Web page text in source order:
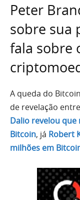
Peter
sobre sua
fala sobre
A queda do
de revelação
Dalio revelou
Bitcoin, já Robert
milhões em